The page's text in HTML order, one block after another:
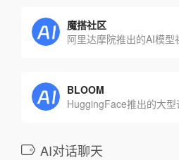
魔搭社区
BLOOM
HuggingFace推出的大型
AI对话聊天